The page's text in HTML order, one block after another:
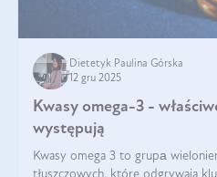
Dietetyk Paulina Górska
12 gru 2025
Kwasy omega-3 -
występują
Kwasy omega 3 to grupа